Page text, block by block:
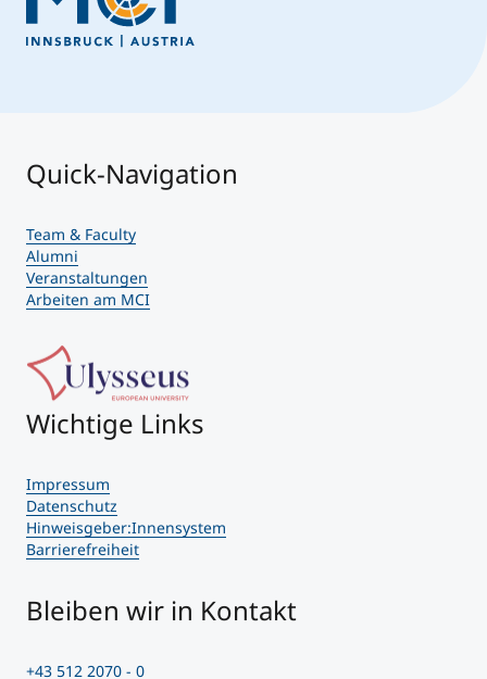
Quick-Navigation
Team & Faculty
Alumni
Veranstaltungen
Arbeiten am MCI
Wichtige Links
Impressum
Datenschutz
Hinweisgeber:Innensystem
Barrierefreiheit
Bleiben wir in Kontakt
+43 512 2070 - 0